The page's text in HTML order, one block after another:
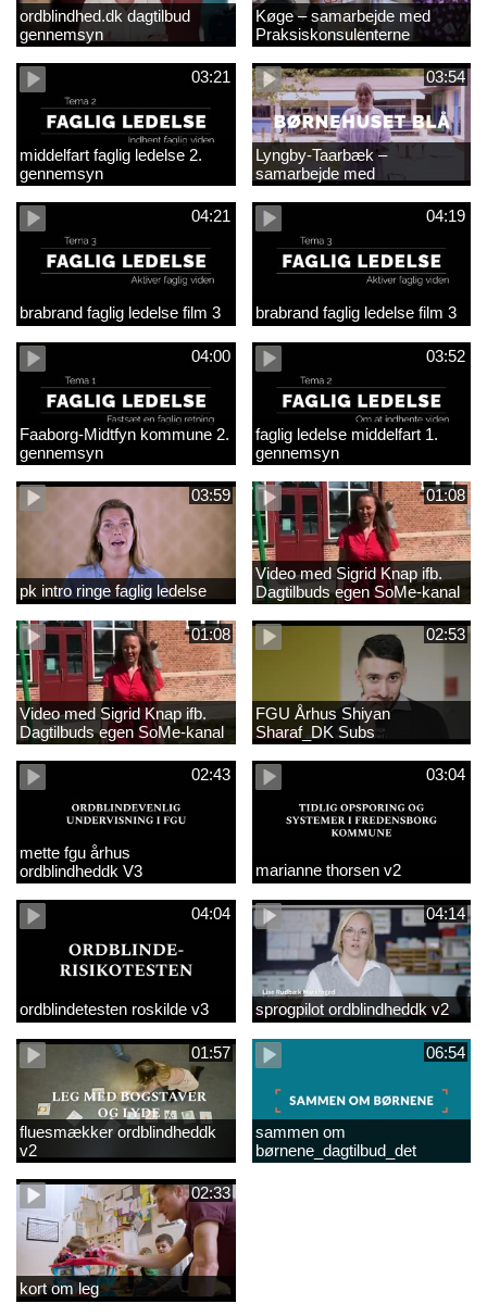
ordblindhed.dk dagtilbud
gennemsyn
Køge – samarbejde med
Praksiskonsulenterne
03:21
middelfart faglig ledelse 2.
gennemsyn
03:54
Lyngby-Taarbæk –
samarbejde med
Praksiskonsulenterne
04:21
brabrand faglig ledelse film 3
04:19
brabrand faglig ledelse film 3
04:00
Faaborg-Midtfyn kommune 2.
gennemsyn
03:52
faglig ledelse middelfart 1.
gennemsyn
03:59
pk intro ringe faglig ledelse
01:08
Video med Sigrid Knap ifb.
Dagtilbuds egen SoMe-kanal
med tekster
01:08
Video med Sigrid Knap ifb.
Dagtilbuds egen SoMe-kanal
02:53
FGU Århus Shiyan
Sharaf_DK Subs
02:43
mette fgu århus
ordblindheddk V3
03:04
marianne thorsen v2
04:04
ordblindetesten roskilde v3
04:14
sprogpilot ordblindheddk v2
01:57
fluesmækker ordblindheddk
v2
06:54
sammen om
børnene_dagtilbud_det
pædagogiske
02:33
kort om leg